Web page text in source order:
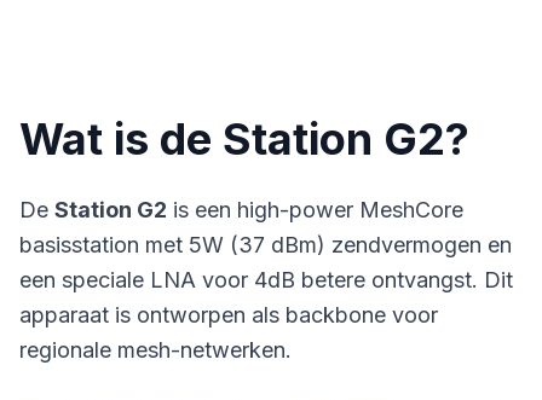
Wat is de Station G2?
De Station G2 is een high-power MeshCore
basisstation met 5W (37 dBm) zendvermogen en
een speciale LNA voor 4dB betere ontvangst. Dit
apparaat is ontworpen als backbone voor
regionale mesh-netwerken.